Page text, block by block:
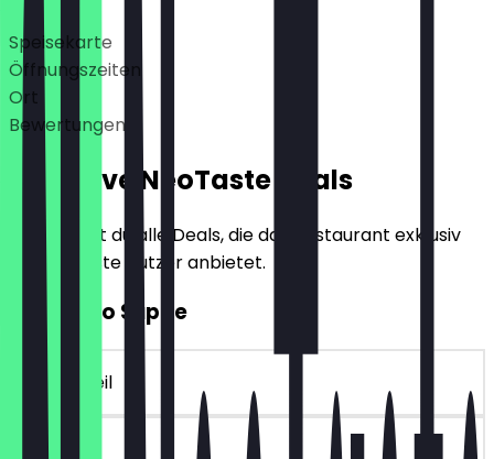
Deals
Speisekarte
Öffnungszeiten
Ort
Bewertungen
Exklusive NeoTaste Deals
Hier findest du alle Deals, die das Restaurant exklusiv
für NeoTaste Nutzer anbietet.
2für1 Miso Suppe
~6 € Vorteil